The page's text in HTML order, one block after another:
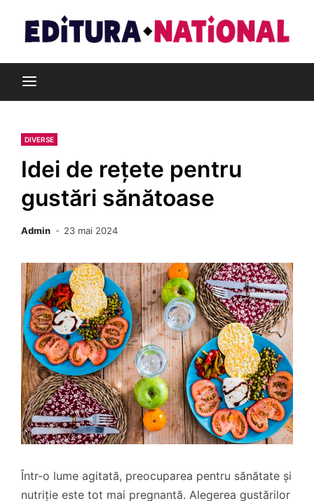
content
Editura Național
DIVERSE
Idei de rețete pentru
gustări sănătoase
Admin 23 mai 2024
Într-o lume agitată, preocuparea pentru sănătate și
nutriție este tot mai pregnantă. Alegerea gustărilor